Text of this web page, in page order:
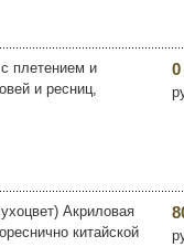
плетением и
и ресниц,
0
Акриловая
китайской